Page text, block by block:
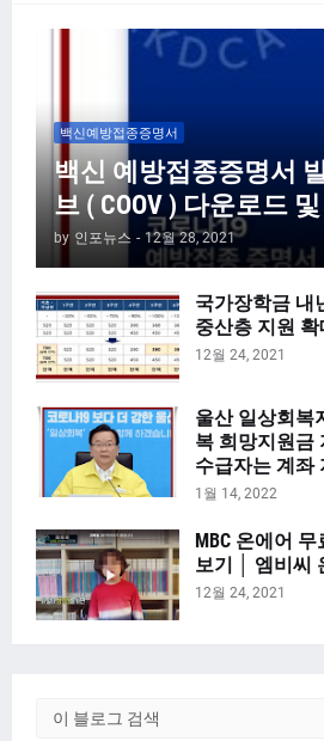
백신예방접종증명서
백신 예방접종증명서
브 ( COOV ) 다운로드
by 인포뉴스 - 12월 28, 2021
국가장학금 내
중산층 지원 확
12월 24, 2021
울산 일상회복
복 희망지원금
수급자는 계좌
1월 14, 2022
MBC 온에어
보기 │ 엠비씨
12월 24, 2021